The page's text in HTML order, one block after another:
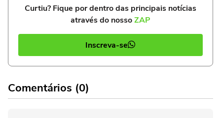
Curtiu? Fique por dentro das principais notícias
através do nossoZAP
Inscreva-se
Comentários (0)